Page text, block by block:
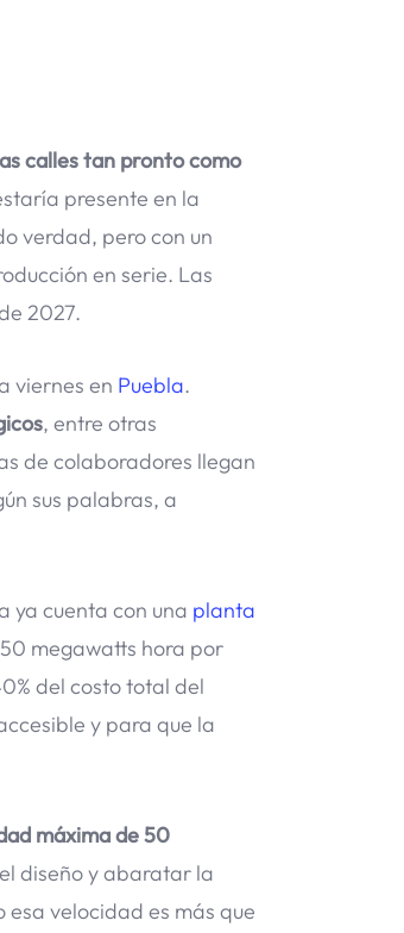
calles tan pronto como
presente en la
verdad, pero con un
en serie. Las
2027.
viernes en Puebla.
, entre otras
de colaboradores llegan
sus palabras, a
ya cuenta con una planta
megawatts hora por
del costo total del
y para que la
máxima de 50
diseño y abaratar la
esa velocidad es más que